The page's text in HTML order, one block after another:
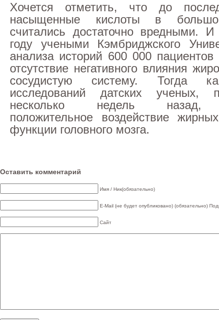
Хочется отметить, что до
насыщенные кислоты в
считались достаточно вредными.
году учеными Кэмбриджского
анализа историй 600 000
отсутствие негативного влияния
сосудистую систему. Тогда
исследований датских ученых,
несколько недель назад,
положительное воздействие
функции головного мозга.
Оставить комментарий
Имя / Ник(обязательно)
E-Mail (не будет опубликовано) (обязательно)
Сайт